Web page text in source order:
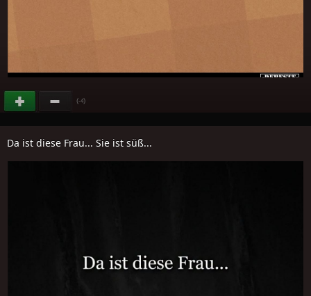
(-4)
Da ist diese Frau... Sie ist süß...